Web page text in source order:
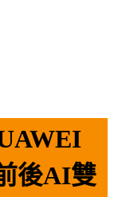
後AI雙